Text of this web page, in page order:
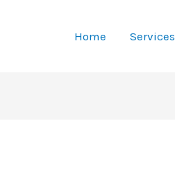
Home Services